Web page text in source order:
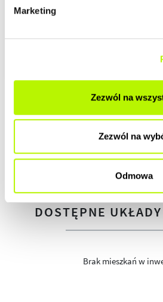
Marketing
Zezwól na
Zezwól na
Odmowa
DO ZAMIESZKANIA
HISTORIA
HISTORIA
DOSTĘPNE
Brak mieszkań w